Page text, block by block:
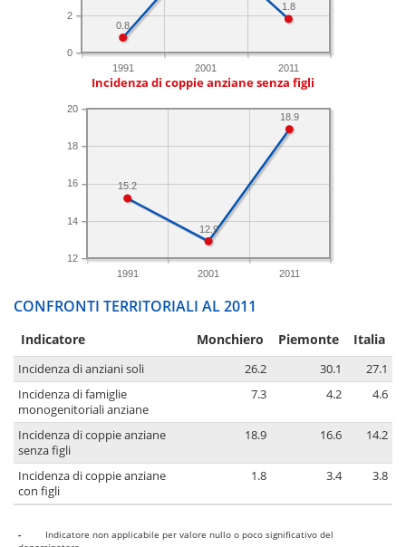
1991 2001 2011
0
2
1.8
0.8
Incidenza di coppie anziane senza figli
1991 2001 2011
12
14
16
18
20
18.9
12.9
15.2
CONFRONTI TERRITORIALI AL 2011
Indicatore Monchiero Piemonte Italia
Incidenza di anziani soli 26.2 30.1
27.1
Incidenza di famiglie
monogenitoriali anziane
7.3 4.2 4.6
Incidenza di coppie anziane
senza figli
18.9 16.6 14.2
Incidenza di coppie anziane
con figli
1.8 3.4 3.8
-
Indicatore non applicabile per valore nullo o poco significativo del